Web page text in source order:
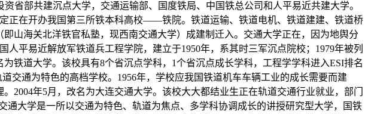
省部共建沉点大学，交通运输部、国度铁局、中国铁总公司和人平易近共建大学。
正在开办我国第三所铁本科高校——铁院。铁道运输、铁道电机、铁道建建、铁道桥
山海关北洋铁官私塾，现西南交通大学）成建制迁入。交通大学正在，因为地舆分
平易近解放军铁道兵工程学院，建立于1950年，系其时三军沉点院校；1979年被列
铁道大学。该校具有8个省沉点学科，1个省沉点成长学科，工程学学科进入ESI排名
交通为特色的高档学校。1956年，学校应我国铁道机车车辆工业的成长需要而建
2004年5月，改名为大连交通大学。该校大大都结业生正在轨道交通行业就业，部门
大学是一所以交通为特色、轨道为焦点、多学科协调成长的讲授研究型大学，国铁